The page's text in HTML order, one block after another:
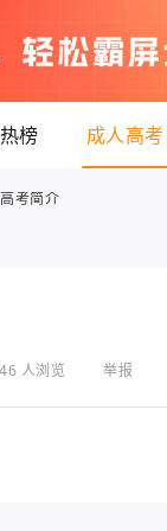
榜 成人高考
考简介
46 人浏览 举报